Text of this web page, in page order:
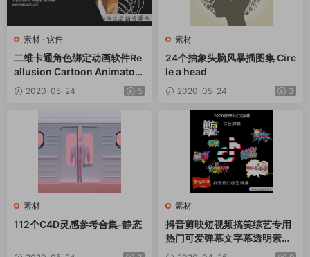
素材 · 软件
二维卡通角色绑定动画软件Re
allusion Cartoon Animator
4.2.1709.1 Win + Resource
Pack资源包
2020-05-24 5
素材
24个抽象头脑风暴插图集 Circ
le a head
2020-05-24 3
素材
112个C4D灵感参考合集-静态
素材
抖音剪映短视频搞笑综艺专用
热门可爱弹幕文字幕透明素材
无白边图片素材